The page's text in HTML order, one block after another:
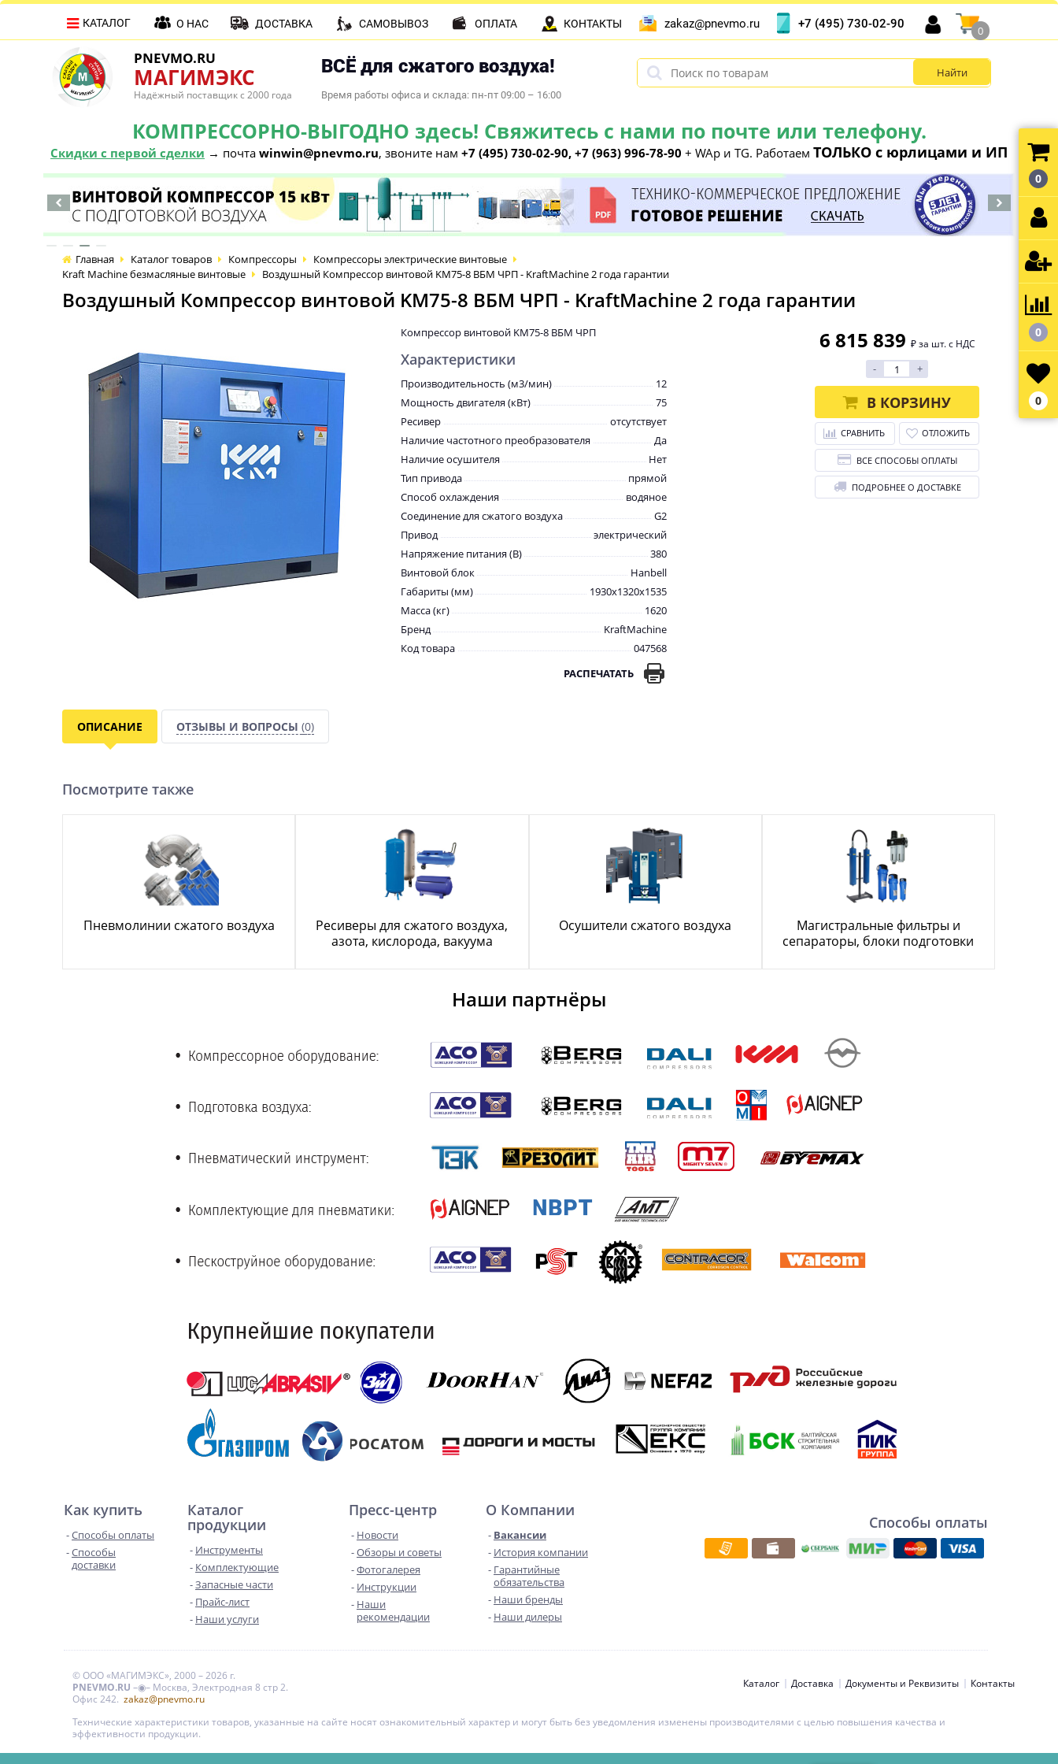
PNEVMO.RU
МАГИМЭКС
Надёжный поставщик с 2000 года
ВСЁ для сжатого воздуха!
Время работы офиса и склада: пн-пт 09:00 – 16:00
КОМПРЕССОРНО-ВЫГОДНО здесь! Свяжитесь с нами по почте или телефону.
Скидки с первой сделки → почта winwin@pnevmo.ru, звоните нам +7 (495) 730-02-90, +7 (963) 996-78-90 + WAp и TG. Работаем ТОЛЬКО с юрлицами и ИП
КАТАЛОГ О НАС ДОСТАВКА САМОВЫВОЗ ОПЛАТА КОНТАКТЫ zakaz@pnevmo.ru +7 (495) 730-02-90
0
Главная Каталог товаров Компрессоры
Компрессоры электрические винтовые
Kraft Machine безмасляные винтовые
Воздушный Компрессор винтовой KM75-8 ВБМ ЧРП - KraftMachine 2 года гарантии
Воздушный Компрессор винтовой KM75-8 ВБМ ЧРП - KraftMachine 2 года гарантии
Компрессор винтовой KM75-8 ВБМ ЧРП
Характеристики
Производительность (м3/мин)
12
Мощность двигателя (кВт)
75
Ресивер
отсутствует
Наличие частотного преобразователя
Да
Наличие осушителя
Нет
Тип привода
прямой
Способ охлаждения
водяное
Соединение для сжатого воздуха
G2
Привод
электрический
Напряжение питания (В)
380
Винтовой блок
Hanbell
Габариты (мм)
1930x1320x1535
Масса (кг)
1620
Бренд
KraftMachine
Код товара
047568
РАСПЕЧАТАТЬ
6 815 839 ₽ за шт. с НДС
- +
В КОРЗИНУ
СРАВНИТЬ ОТЛОЖИТЬ
ВСЕ СПОСОБЫ ОПЛАТЫ
ПОДРОБНЕЕ О ДОСТАВКЕ
ОПИСАНИЕ ОТЗЫВЫ И ВОПРОСЫ (0)
Посмотрите также
Пневмолинии сжатого воздуха
Ресиверы для сжатого воздуха,
азота, кислорода, вакуума
Осушители сжатого воздуха
Магистральные фильтры и
сепараторы, блоки подготовки
Наши партнёры
Как купить
Способы оплаты
Способы
доставки
Каталог
продукции
Инструменты
Комплектующие
Запасные части
Прайс-лист
Наши услуги
Пресс-центр
Новости
Обзоры и советы
Фотогалерея
Инструкции
Наши
рекомендации
О Компании
Вакансии
История компании
Гарантийные
обязательства
Наши бренды
Наши дилеры
Способы оплаты
© ООО «МАГИМЭКС», 2000 – 2026 г.
PNEVMO.RU –◉– Москва, Электродная 8 стр 2.
Офис 242. zakaz@pnevmo.ru
Каталог Доставка Документы и Реквизиты Контакты
0
0
0
Технические характеристики товаров, указанные на сайте носят ознакомительный характер и могут быть без уведомления изменены производителями с целью повышения качества и
эффективности продукции.